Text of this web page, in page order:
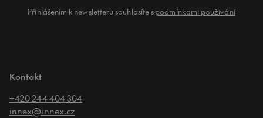
Přihlášením k newsletteru souhlasíte spodmínkami použivání
Kontakt
+420 244 404 304
innex@innex.cz